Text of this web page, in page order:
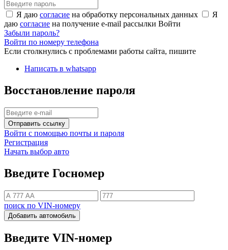
Я даю согласие на обработку персональных данных
Я
даю согласие на получение e-mail рассылки Войти
Забыли пароль?
Войти по номеру телефона
Если столкнулись с проблемами работы сайта, пишите
Написать в whatsapp
Восстановление пароля
Отправить ссылку
Войти с помощью почты и пароля
Регистрация
Начать выбор авто
Введите Госномер
поиск по VIN-номеру
Добавить автомобиль
Введите VIN-номер